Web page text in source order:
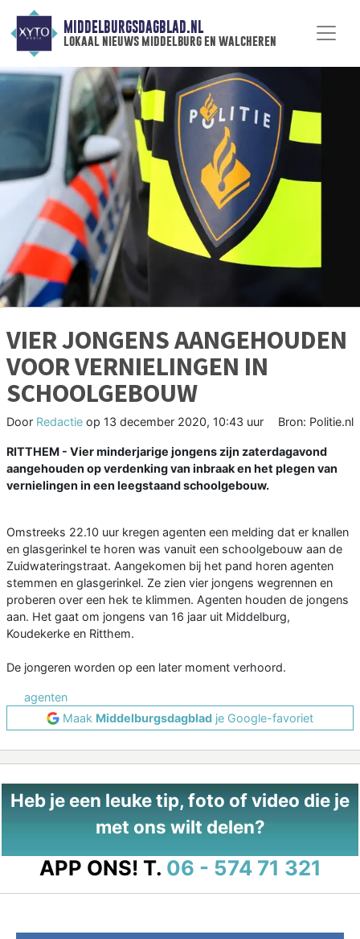
MIDDELBURGSDAGBLAD.NL
lokaal nieuws middelburg en walcheren
VIER JONGENS AANGEHOUDEN
VOOR VERNIELINGEN IN
SCHOOLGEBOUW
Door Redactie op 13 december 2020, 10:43 uur Bron: Politie.nl
RITTHEM - Vier minderjarige jongens zijn zaterdagavond
aangehouden op verdenking van inbraak en het plegen van
vernielingen in een leegstaand schoolgebouw.
Omstreeks 22.10 uur kregen agenten een melding dat er knallen
en glasgerinkel te horen was vanuit een schoolgebouw aan de
Zuidwateringstraat. Aangekomen bij het pand horen agenten
stemmen en glasgerinkel. Ze zien vier jongens wegrennen en
proberen over een hek te klimmen. Agenten houden de jongens
aan. Het gaat om jongens van 16 jaar uit Middelburg,
Koudekerke en Ritthem.
De jongeren worden op een later moment verhoord.
agenten
Maak Middelburgsdagblad je Google-favoriet
Heb je een leuke tip, foto of video die je
met ons wilt delen?
APP ONS! T. 06 - 574 71 321